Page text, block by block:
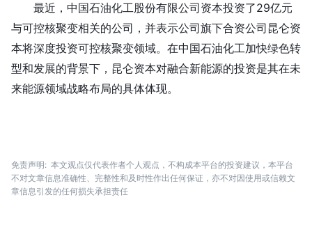
最近，中国石油化工股份有限公司资本投资了29亿元
与可控核聚变相关的公司，并表示公司旗下合资公司昆仑资
本将深度投资可控核聚变领域。在中国石油化工加快绿色转
型和发展的背景下，昆仑资本对融合新能源的投资是其在未
来能源领域战略布局的具体体现。
免责声明: 本文观点仅代表作者个人观点，不构成本平台的投资建议，本平台
不对文章信息准确性、完整性和及时性作出任何保证，亦不对因使用或信赖文
章信息引发的任何损失承担责任